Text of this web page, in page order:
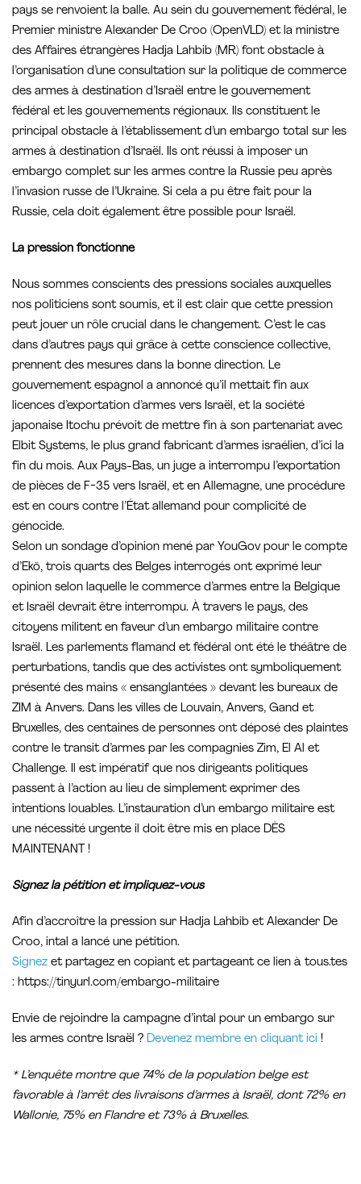
pays se renvoient la balle. Au sein du gouvernement fédéral, le
Premier ministre Alexander De Croo (OpenVLD) et la ministre
des Affaires étrangères Hadja Lahbib (MR) font obstacle à
l’organisation d’une consultation sur la politique de commerce
des armes à destination d’Israël entre le gouvernement
fédéral et les gouvernements régionaux. Ils constituent le
principal obstacle à l’établissement d’un embargo total sur les
armes à destination d’Israël. Ils ont réussi à imposer un
embargo complet sur les armes contre la Russie peu après
l’invasion russe de l’Ukraine. Si cela a pu être fait pour la
Russie, cela doit également être possible pour Israël.
La pression fonctionne
Nous sommes conscients des pressions sociales auxquelles
nos politiciens sont soumis, et il est clair que cette pression
peut jouer un rôle crucial dans le changement. C’est le cas
dans d’autres pays qui grâce à cette conscience collective,
prennent des mesures dans la bonne direction. Le
gouvernement espagnol a annoncé qu’il mettait fin aux
licences d’exportation d’armes vers Israël, et la société
japonaise Itochu prévoit de mettre fin à son partenariat avec
Elbit Systems, le plus grand fabricant d’armes israélien, d’ici la
fin du mois. Aux Pays-Bas, un juge a interrompu l’exportation
de pièces de F-35 vers Israël, et en Allemagne, une procédure
est en cours contre l’État allemand pour complicité de
génocide.
Selon un sondage d’opinion mené par YouGov pour le compte
d’Ekō, trois quarts des Belges interrogés ont exprimé leur
opinion selon laquelle le commerce d’armes entre la Belgique
et Israël devrait être interrompu. À travers le pays, des
citoyens militent en faveur d’un embargo militaire contre
Israël. Les parlements flamand et fédéral ont été le théâtre de
perturbations, tandis que des activistes ont symboliquement
présenté des mains « ensanglantées » devant les bureaux de
ZIM à Anvers. Dans les villes de Louvain, Anvers, Gand et
Bruxelles, des centaines de personnes ont déposé des plaintes
contre le transit d’armes par les compagnies Zim, El Al et
Challenge. Il est impératif que nos dirigeants politiques
passent à l’action au lieu de simplement exprimer des
intentions louables. L’instauration d’un embargo militaire est
une nécessité urgente il doit être mis en place DÈS
MAINTENANT !
Signez la pétition et impliquez-vous
Afin d’accroître la pression sur Hadja Lahbib et Alexander De
Croo, intal a lancé une pétition.
Signez et partagez en copiant et partageant ce lien à tous.tes
: https://tinyurl.com/embargo-militaire
Envie de rejoindre la campagne d’intal pour un embargo sur
les armes contre Israël ? Devenez membre en cliquant ici !
* L’enquête montre que 74% de la population belge est
favorable à l’arrêt des livraisons d’armes à Israël, dont 72% en
Wallonie, 75% en Flandre et 73% à Bruxelles.